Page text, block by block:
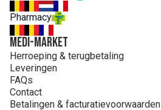
Pharmacy
MEDI-MARKET
Herroeping & terugbetaling
Leveringen
FAQs
Contact
Betalingen & facturatievoorwaarden